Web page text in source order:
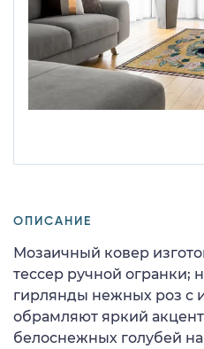
ОПИСАНИЕ
Мозаичный ковер
тессер ручной огранки;
гирлянды нежных роз с
обрамляют яркий
белоснежных голубей